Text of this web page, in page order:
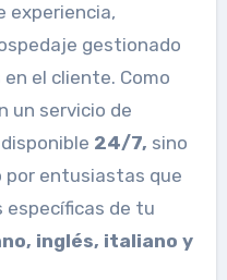
experiencia,
gestionado
el cliente. Como
un servicio de
24/7, sino
por entusiastas que
específicas de tu
inglés, italiano y